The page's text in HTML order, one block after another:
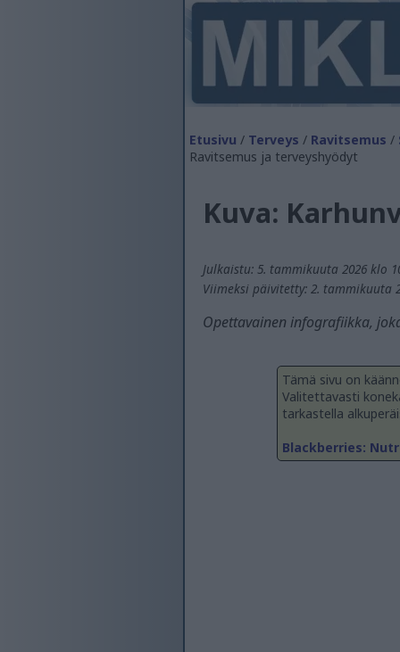
Etusivu / Terveys / Ravitsemus /
Ravitsemus ja terveyshyödyt
Kuva:
Julkaistu: 5. tammikuuta 2026 klo
Viimeksi päivitetty: 2. tammikuuta
Opettavainen infografiikka,
Tämä sivu on
Valitettavasti
tarkastella
Blackberries: